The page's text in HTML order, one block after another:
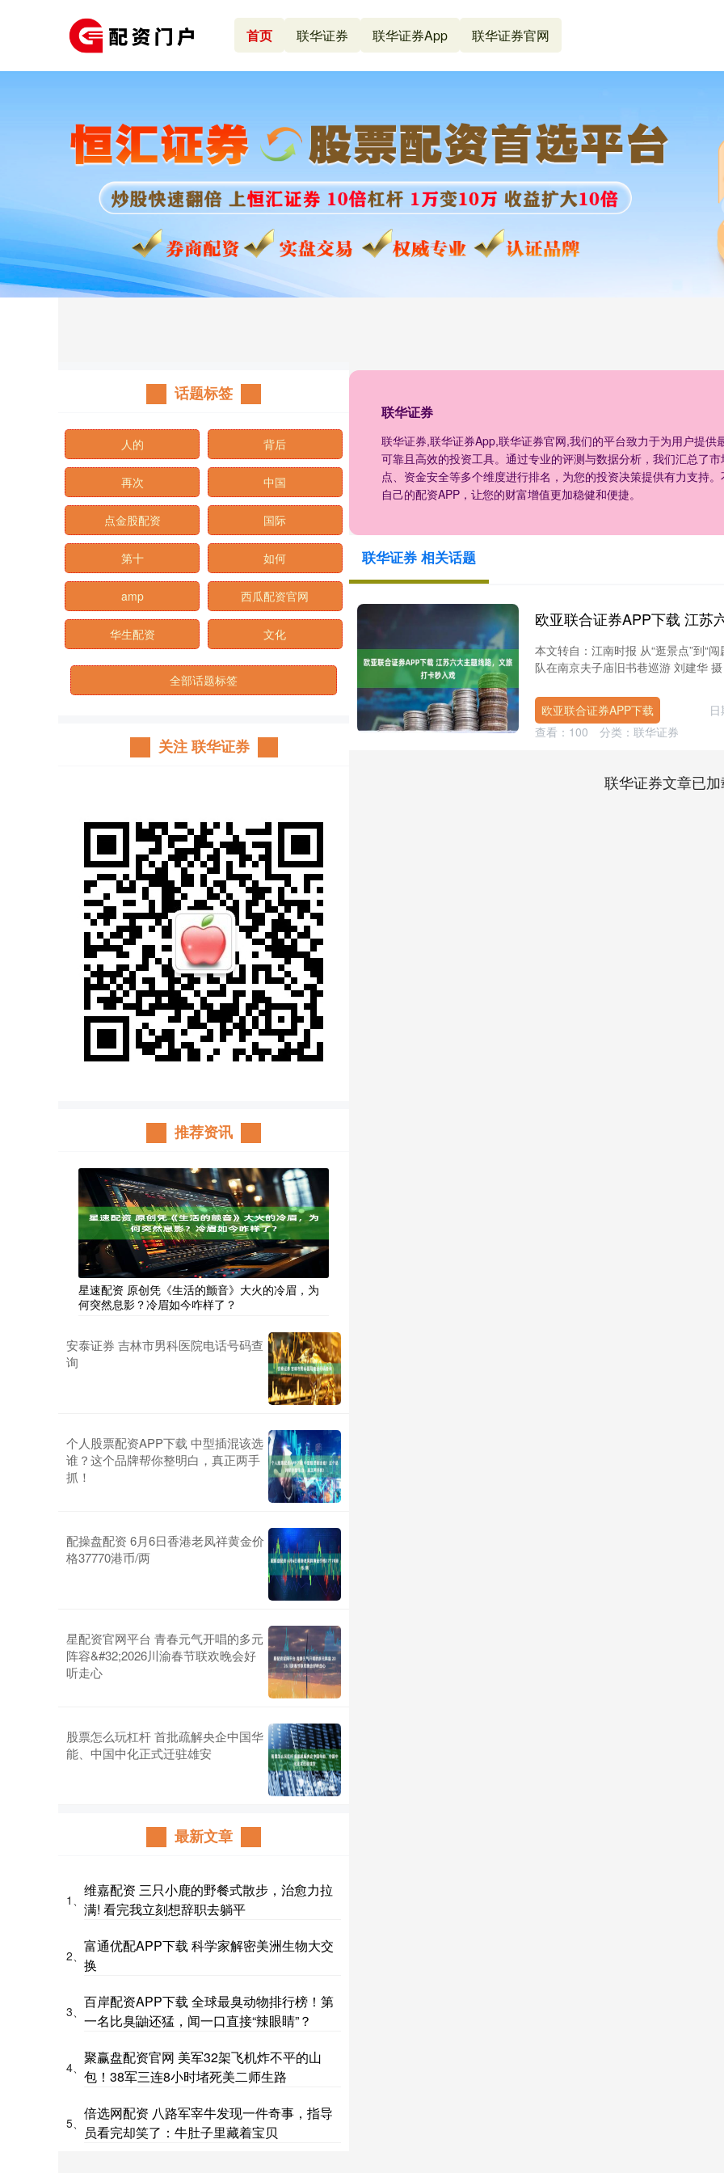
首页 联华证券 联华证券App 联华证券官网
联华证券
联华证券,联华证券App,联华证券官网,我们的平台致力于为用户提
可靠且高效的投资工具。通过专业的评测与数据分析，我们汇总了
点、资金安全等多个维度进行排名，为您的投资决策提供有力支持
自己的配资APP，让您的财富增值更加稳健和便捷。
联华证券 相关话题
本文转自：江南时报 从“逛景点”到“
队在南京夫子庙旧书巷巡游 刘建华
欧亚联合证券APP下载
查看： 100 分类： 联华证券
联华证券文章已
话题标签
人的 背后
再次 中国
点金股配资 国际
第十 如何
amp 西瓜配资官网
华生配资 文化
全部话题标签
关注 联华证券
推荐资讯
星速配资 原创凭《生活的颤音》大火的冷眉，为
何突然息影？冷眉如今咋样了？
安泰证券 吉林市男科医院电话号码查
询
个人股票配资APP下载 中型插混该选
谁？这个品牌帮你整明白，真正两手
抓！
配操盘配资 6月6日香港老凤祥黄金价
格37770港币/两
星配资官网平台 青春元气开唱的多元
阵容&#32;2026川渝春节联欢晚会好
听走心
股票怎么玩杠杆 首批疏解央企中国华
能、中国中化正式迁驻雄安
最新文章
1、
维嘉配资 三只小鹿的野餐式散步，治愈力拉
满! 看完我立刻想辞职去躺平
2、
富通优配APP下载 科学家解密美洲生物大交
换
3、
百岸配资APP下载 全球最臭动物排行榜！第
一名比臭鼬还猛，闻一口直接“辣眼睛”？
4、
聚赢盘配资官网 美军32架飞机炸不平的山
包！38军三连8小时堵死美二师生路
5、
倍选网配资 八路军宰牛发现一件奇事，指导
员看完却笑了：牛肚子里藏着宝贝